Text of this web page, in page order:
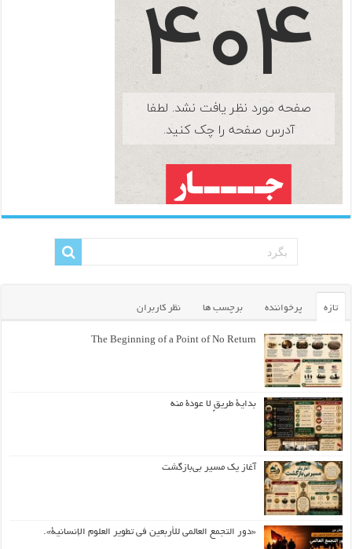
تازه پرخواننده برچسب ها نظر کاربران
The Beginning of a Point of No Return
بداية طريقٍ لا عودة منه
آغاز یک مسیر بی‌بازگشت
«دور التجمع العالمي للأربعين في تطوير العلوم الإنسانية».